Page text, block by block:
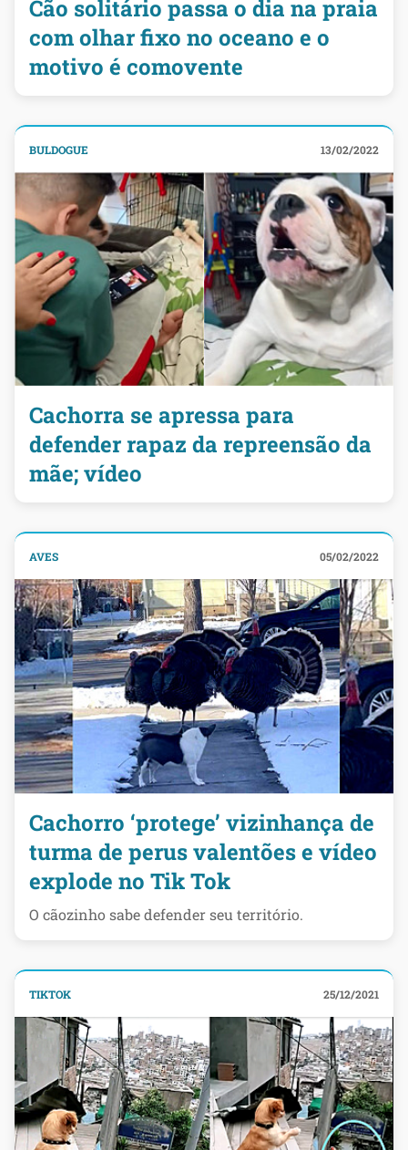
Cão solitário passa o dia na praia
com olhar fixo no oceano e o
motivo é comovente
BULDOGUE 13/02/2022
Cachorra se apressa para
defender rapaz da repreensão da
mãe; vídeo
AVES 05/02/2022
Cachorro ‘protege’ vizinhança de
turma de perus valentões e vídeo
explode no Tik Tok
O cãozinho sabe defender seu território.
TIKTOK 25/12/2021